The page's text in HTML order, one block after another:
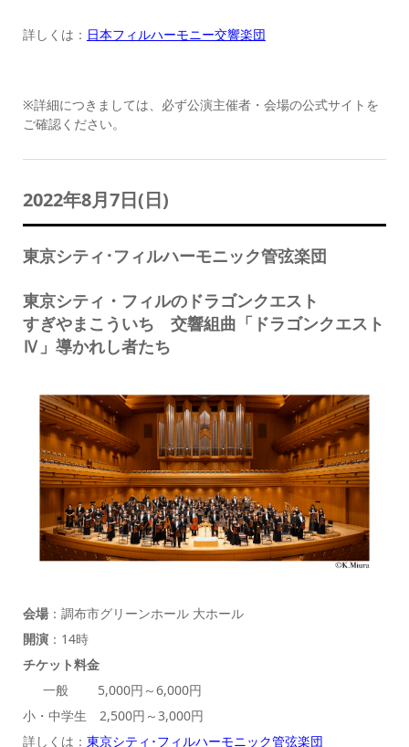
詳しくは： 日本フィルハーモニー交響楽団
※詳細につきましては、必ず公演主催者・会場の公式サイトを
ご確認ください。
2022年8月7日(日)
東京シティ･フィルハーモニック管弦楽団
東京シティ・フィルのドラゴンクエスト
すぎやまこういち 交響組曲「ドラゴンクエスト
Ⅳ」導かれし者たち
会場：調布市グリーンホール 大ホール
開演：14時
チケット料金
一般 5,000円～6,000円
小・中学生 2,500円～3,000円
詳しくは： 東京シティ･フィルハーモニック管弦楽団